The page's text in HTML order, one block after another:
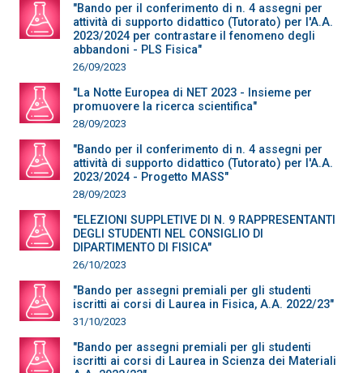
"Bando per il conferimento di n. 4 assegni per
attività di supporto didattico (Tutorato) per l'A.A.
2023/2024 per contrastare il fenomeno degli
abbandoni - PLS Fisica"
26/09/2023
"La Notte Europea di NET 2023 - Insieme per
promuovere la ricerca scientifica"
28/09/2023
"Bando per il conferimento di n. 4 assegni per
attività di supporto didattico (Tutorato) per l'A.A.
2023/2024 - Progetto MASS"
28/09/2023
"ELEZIONI SUPPLETIVE DI N. 9 RAPPRESENTANTI
DEGLI STUDENTI NEL CONSIGLIO DI
DIPARTIMENTO DI FISICA"
26/10/2023
"Bando per assegni premiali per gli studenti
iscritti ai corsi di Laurea in Fisica, A.A. 2022/23"
31/10/2023
"Bando per assegni premiali per gli studenti
iscritti ai corsi di Laurea in Scienza dei Materiali